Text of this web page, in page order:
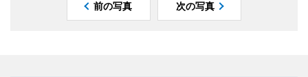
前の写真 次の写真